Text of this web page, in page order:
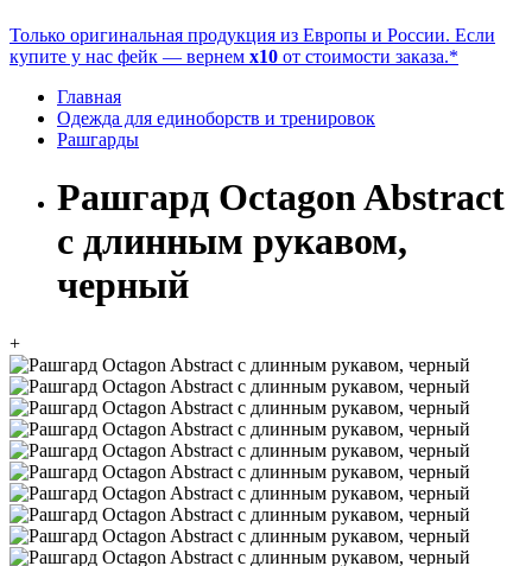
Только оригинальная продукция из Европы и России. Если
купите у нас фейк — вернем x10 от стоимости заказа.*
Главная
Одежда для единоборств и тренировок
Рашгарды
Рашгард Octagon Abstract
с длинным рукавом,
черный
+